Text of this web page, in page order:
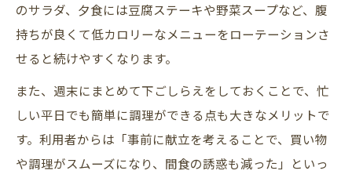
のサラダ、夕食には豆腐ステーキや野菜スープなど、腹
持ちが良くて低カロリーなメニューをローテーションさ
せると続けやすくなります。
また、週末にまとめて下ごしらえをしておくことで、忙
しい平日でも簡単に調理ができる点も大きなメリットで
す。利用者からは「事前に献立を考えることで、買い物
や調理がスムーズになり、間食の誘惑も減った」といっ